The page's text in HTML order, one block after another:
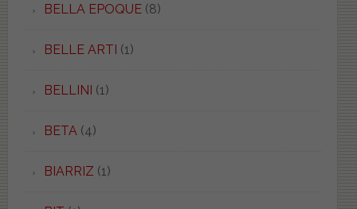
BELLA EPOQUE(8)
BELLE ARTI (1)
BELLINI (1)
BETA (4)
BIARRIZ (1)